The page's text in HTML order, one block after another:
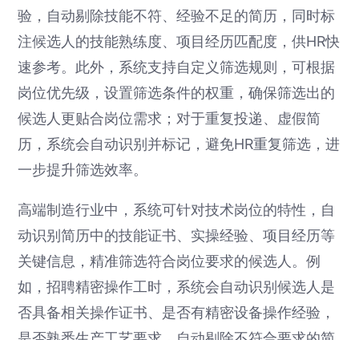
验，自动剔除技能不符、经验不足的简历，同时标
注候选人的技能熟练度、项目经历匹配度，供HR快
速参考。此外，系统支持自定义筛选规则，可根据
岗位优先级，设置筛选条件的权重，确保筛选出的
候选人更贴合岗位需求；对于重复投递、虚假简
历，系统会自动识别并标记，避免HR重复筛选，进
一步提升筛选效率。
高端制造行业中，系统可针对技术岗位的特性，自
动识别简历中的技能证书、实操经验、项目经历等
关键信息，精准筛选符合岗位要求的候选人。例
如，招聘精密操作工时，系统会自动识别候选人是
否具备相关操作证书、是否有精密设备操作经验，